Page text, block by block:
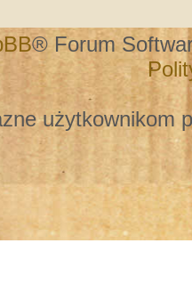
® Forum
użytkownikom